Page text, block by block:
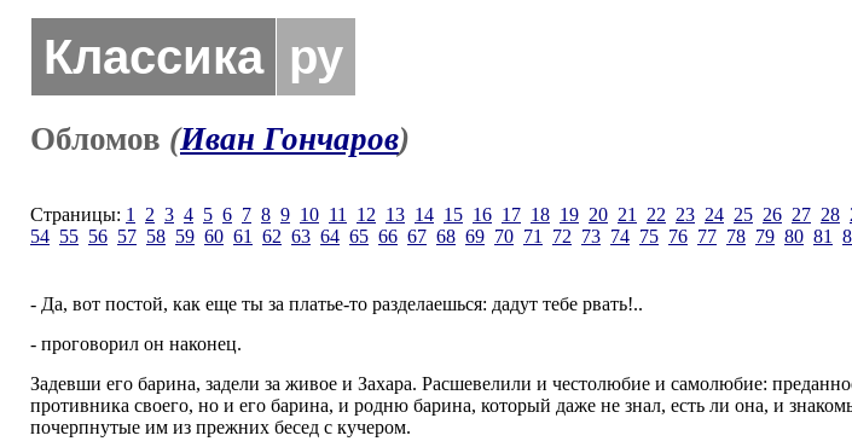
Классика ру
Обломов (Иван Гончаров)
Страницы: 1 2 3 4 5 6 7 8 9 10 11 12 13 14 15 16 17 18 19 20 21 22 23 24 25 26 27 28
54 55 56 57 58 59 60 61 62 63 64 65 66 67 68 69 70 71 72 73 74 75 76 77 78 79 80 81
- Да, вот постой, как еще ты за платье-то разделаешься: дадут тебе рвать!..
- проговорил он наконец.
Задевши его барина, задели за живое и Захара. Расшевелили и честолюбие и самолюбие:
противника своего, но и его барина, и родню барина, который даже не знал, есть ли она, и
почерпнутые им из прежних бесед с кучером.